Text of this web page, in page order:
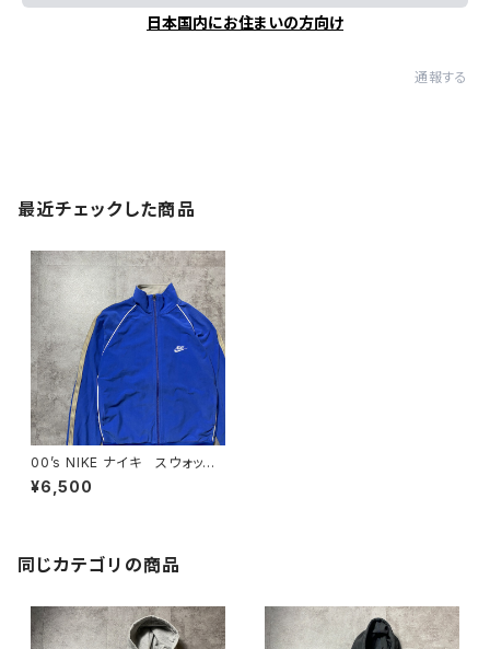
日本国内にお住まいの方向け
通報する
最近チェックした商品
00’s NIKE ナイキ スウォッシ
ュ 刺繍ワンポイント ベロア
生地 ブルー 青 ジャージ
¥6,500
同じカテゴリの商品